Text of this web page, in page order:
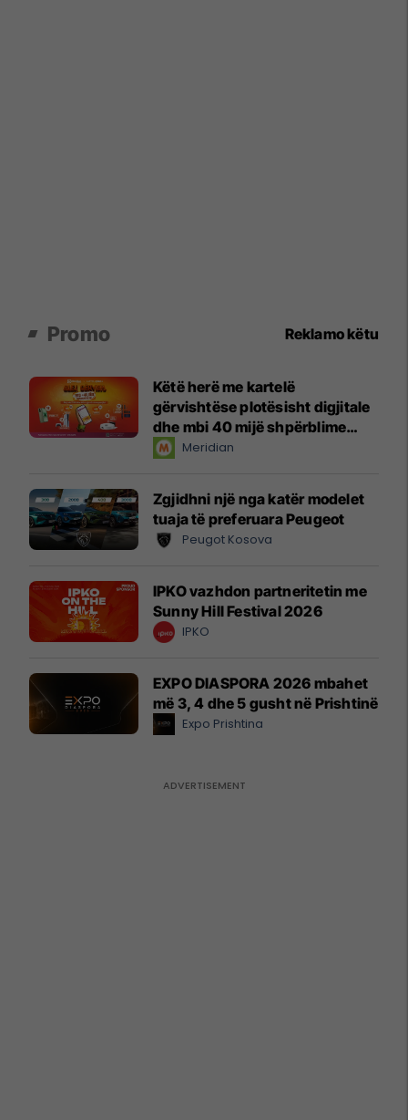
Promo Reklamo këtu
Këtë herë me kartelë
gërvishtëse plotësisht digjitale
dhe mbi 40 mijë shpërblime
instant!Meridian
Zgjidhni një nga katër modelet
tuaja të preferuara Peugeot
Peugot Kosova
IPKO vazhdon partneritetin me
Sunny Hill Festival 2026
IPKO
EXPO DIASPORA 2026 mbahet
më 3, 4 dhe 5 gusht në Prishtinë
Expo Prishtina